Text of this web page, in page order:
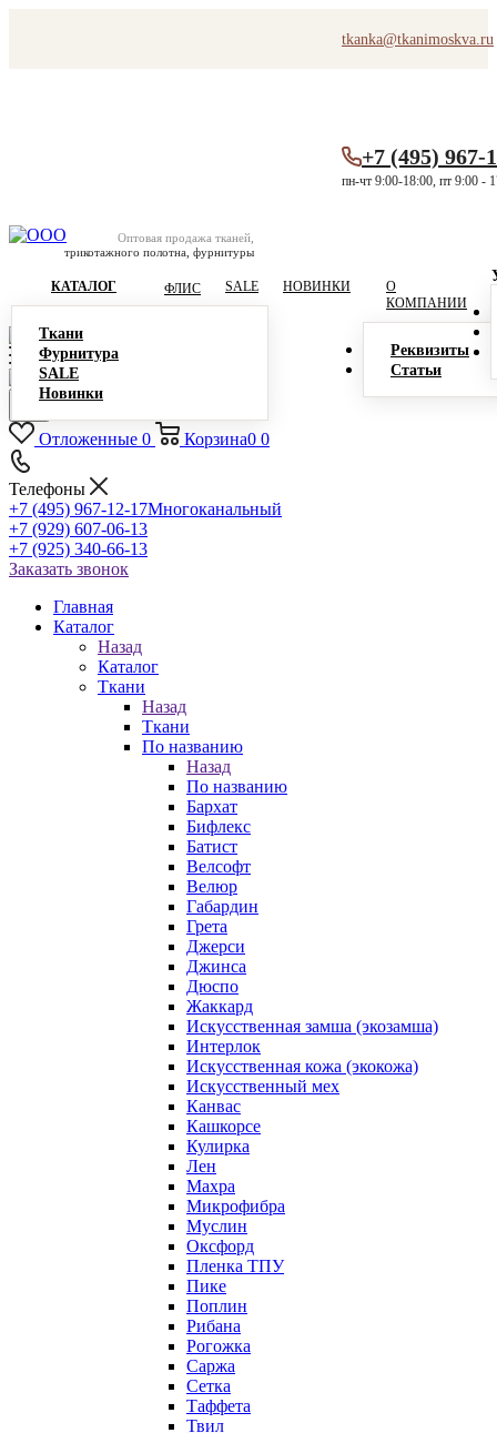
tkanka@tkanimoskva.ru
Оптовая продажа тканей,
трикотажного полотна, фурнитуры
+7 (495) 967-
пн-чт 9:00-18:00, пт 9:00 -
КАТАЛОГ
Ткани
Фурнитура
SALE
Новинки
ФЛИС SALE НОВИНКИ
О
КОМПАНИИ
Реквизиты
Статьи
Отложенные 0 Корзина0 0
Телефоны
+7 (495) 967-12-17Многоканальный
+7 (929) 607-06-13
+7 (925) 340-66-13
Заказать звонок
Главная
Каталог
Назад
Каталог
Ткани
Назад
Ткани
По названию
Назад
По названию
Бархат
Бифлекс
Батист
Велсофт
Велюр
Габардин
Грета
Джерси
Джинса
Дюспо
Жаккард
Искусственная замша (экозамша)
Интерлок
Искусственная кожа (экокожа)
Искусственный мех
Канвас
Кашкорсе
Кулирка
Лен
Махра
Микрофибра
Муслин
Оксфорд
Пленка ТПУ
Пике
Поплин
Рибана
Рогожка
Саржа
Сетка
Таффета
Твил